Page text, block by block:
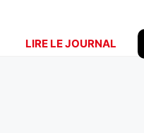
LIRE LE JOURNAL